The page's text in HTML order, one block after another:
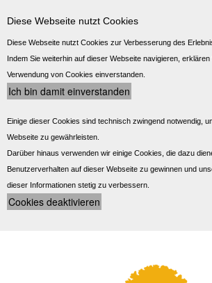
Diese Webseite nutzt Cookies
Diese Webseite nutzt Cookies zur Verbesserung des
Indem Sie weiterhin auf dieser Webseite navigieren,
Verwendung von Cookies einverstanden.
Einige dieser Cookies sind technisch zwingend notwendig,
Webseite zu gewährleisten.
Darüber hinaus verwenden wir einige Cookies, die dazu
Benutzerverhalten auf dieser Webseite zu gewinnen und
dieser Informationen stetig zu verbessern.